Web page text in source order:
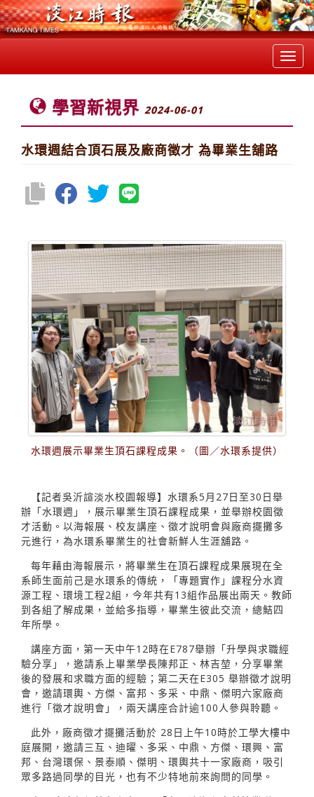
學習新視界 2024-06-01
水環週結合頂石展及廠商徵才 為畢業生舖路
水環週展示畢業生頂石課程成果。（圖／水環系提供）
【記者吳沂諠淡水校園報導】水環系5月27日至30日舉
辦「水環週」，展示畢業生頂石課程成果，並舉辦校園徵
才活動。以海報展、校友講座、徵才說明會與廠商擺攤多
元進行，為水環系畢業生的社會新鮮人生涯舖路。
每年藉由海報展示，將畢業生在頂石課程成果展現在全
系師生面前己是水環系的傳統，「專題實作」課程分水資
源工程、環境工程2組，今年共有13組作品展出兩天。教師
到各組了解成果，並給多指導，畢業生彼此交流，總鮚四
年所學。
講座方面，第一天中午12時在E787舉辦「升學與求職經
驗分享」，邀請系上畢業學長陳邦正、林吉堃，分享畢業
後的發展和求職方面的經驗；第二天在E305 舉辦徵才說明
會，邀請環輿、方傑、富邦、多采、中鼎、傑明六家廠商
進行「徵才說明會」，兩天講座合計逾100人參與聆聽。
此外，廠商徵才擺攤活動於 28日上午10時於工學大樓中
庭展開，邀請三互、迪曜、多采、中鼎、方傑、環興、富
邦、台灣環保、景泰順、傑明、環輿共十一家廠商，吸引
眾多路過同學的目光，也有不少特地前來詢問的同學。